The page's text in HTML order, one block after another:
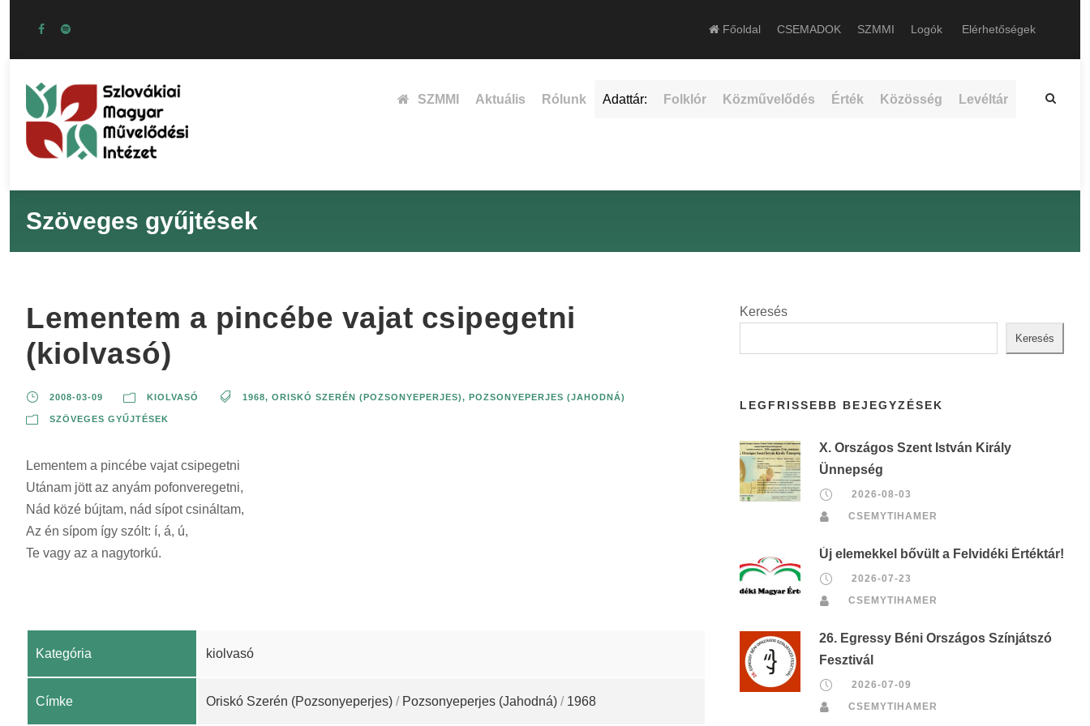
Főoldal CSEMADOK SZMMI Logók Elérhetőségek
SZMMI Aktuális Rólunk Adattár: Folklór Közművelődés Érték Közösség Levéltár
Szöveges gyűjtések
Lementem a pincébe vajat csipegetni
(kiolvasó)
2008-03-09 KIOLVASÓ 1968, ORISKÓ SZERÉN (POZSONYEPERJES), POZSONYEPERJES (JAHODNÁ)
SZÖVEGES GYŰJTÉSEK
Lementem a pincébe vajat csipegetni
Utánam jött az anyám pofonveregetni,
Nád közé bújtam, nád sípot csináltam,
Az én sípom így szólt: í, á, ú,
Te vagy az a nagytorkú.
Kategória kiolvasó
Címke Oriskó Szerén (Pozsonyeperjes) / Pozsonyeperjes (Jahodná) / 1968
Keresés
Keresés
LEGFRISSEBB BEJEGYZÉSEK
X. Országos Szent István Király
Ünnepség
2026-08-03
CSEMYTIHAMER
Új elemekkel bővült a Felvidéki Értéktár!
2026-07-23
CSEMYTIHAMER
26. Egressy Béni Országos Színjátszó
Fesztivál
2026-07-09
CSEMYTIHAMER